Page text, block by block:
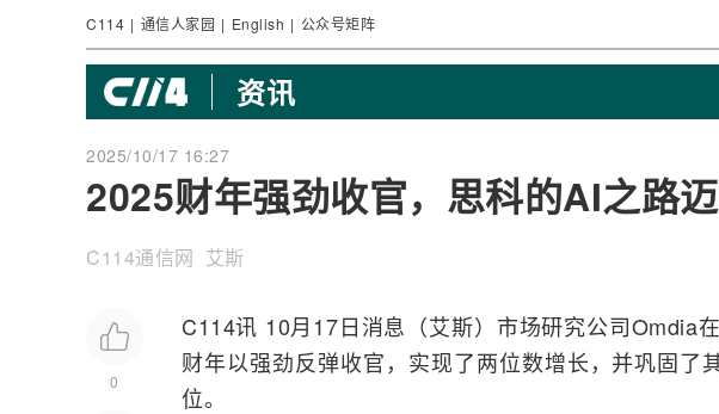
C114 | 通信人家园 | English | 公众号矩阵
资讯
2025/10/17 16:27
2025财年强劲收官，思科的AI之路迈
C114通信网 艾斯
0
C114讯 10月17日消息（艾斯）市场研究公司Omdia
财年以强劲反弹收官，实现了两位数增长，并巩固了
位。